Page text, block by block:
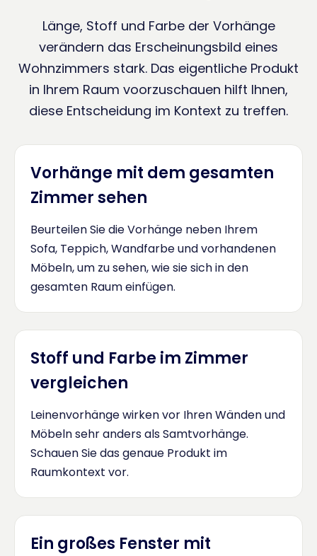
Länge, Stoff und Farbe der Vorhänge
verändern das Erscheinungsbild eines
Wohnzimmers stark. Das eigentliche Produkt
in Ihrem Raum voorzuschauen hilft Ihnen,
diese Entscheidung im Kontext zu treffen.
Vorhänge mit dem gesamten
Zimmer sehen
Beurteilen Sie die Vorhänge neben Ihrem
Sofa, Teppich, Wandfarbe und vorhandenen
Möbeln, um zu sehen, wie sie sich in den
gesamten Raum einfügen.
Stoff und Farbe im Zimmer
vergleichen
Leinenvorhänge wirken vor Ihren Wänden und
Möbeln sehr anders als Samtvorhänge.
Schauen Sie das genaue Produkt im
Raumkontext vor.
Ein großes Fenster mit